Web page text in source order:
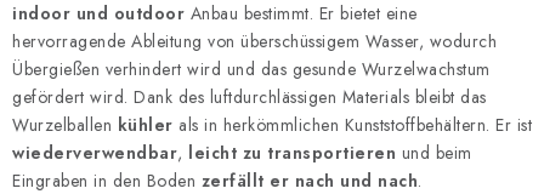
indoor und outdoor Anbau bestimmt. Er bietet eine
hervorragende Ableitung von überschüssigem Wasser, wodurch
Übergießen verhindert wird und das gesunde Wurzelwachstum
gefördert wird. Dank des luftdurchlässigen Materials bleibt das
Wurzelballen kühler als in herkömmlichen Kunststoffbehältern. Er ist
wiederverwendbar, leicht zu transportieren und beim
Eingraben in den Boden zerfällt er nach und nach.